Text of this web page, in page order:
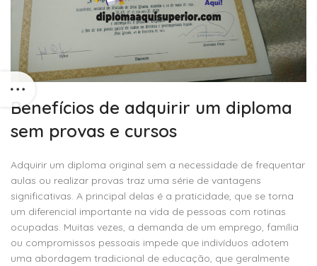
Benefícios de adquirir um diploma
sem provas e cursos
Adquirir um diploma original sem a necessidade de frequentar
aulas ou realizar provas traz uma série de vantagens
significativas. A principal delas é a praticidade, que se torna
um diferencial importante na vida de pessoas com rotinas
ocupadas. Muitas vezes, a demanda de um emprego, família
ou compromissos pessoais impede que indivíduos adotem
uma abordagem tradicional de educação, que geralmente